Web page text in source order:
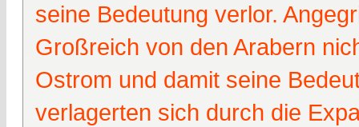
seine Bedeutung verlor.
Großreich von den Arabern
Ostrom und damit seine
verlagerten sich durch die